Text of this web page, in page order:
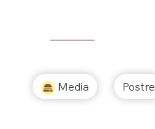
Media Postre